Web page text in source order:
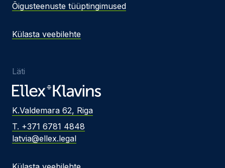
Õigusteenuste tüüptingimused
Külasta veebilehte
Läti
K.Valdemara 62, Riga
T. +371 6781 4848
latvia@ellex.legal